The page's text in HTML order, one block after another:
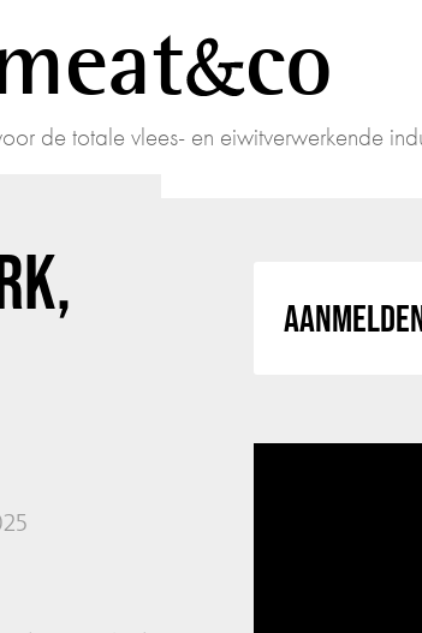
co
de totale vlees- en eiwitverwerkende